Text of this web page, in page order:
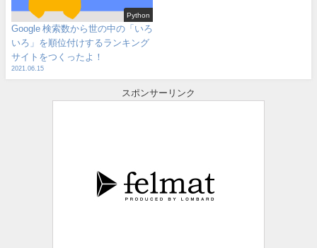
Python
Google 検索数から世の中の「いろ
いろ」を順位付けするランキング
サイトをつくったよ！
2021.06.15
スポンサーリンク